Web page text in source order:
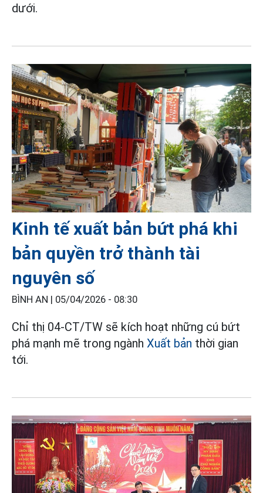
dưới.
Kinh tế xuất bản bứt phá khi
bản quyền trở thành tài
nguyên số
BÌNH AN | 05/04/2026 - 08:30
Chỉ thị 04-CT/TW sẽ kích hoạt những cú bứt
phá mạnh mẽ trong ngành Xuất bản thời gian
tới.